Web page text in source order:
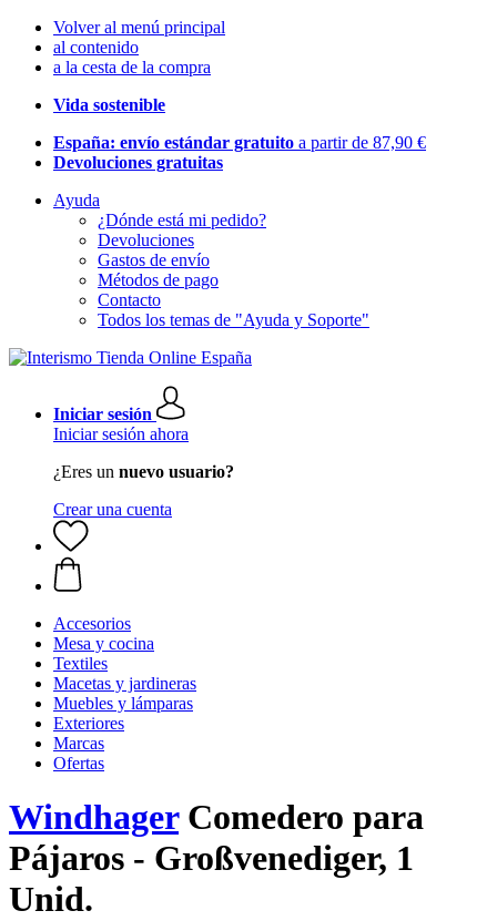
Volver al menú principal
al contenido
a la cesta de la compra
Vida sostenible
España: envío estándar gratuito a partir de 87,90 €
Devoluciones gratuitas
Ayuda
¿Dónde está mi pedido?
Devoluciones
Gastos de envío
Métodos de pago
Contacto
Todos los temas de "Ayuda y Soporte"
Iniciar sesión
Iniciar sesión ahora
¿Eres un nuevo usuario?
Crear una cuenta
Accesorios
Mesa y cocina
Textiles
Macetas y jardineras
Muebles y lámparas
Exteriores
Marcas
Ofertas
WindhagerComedero para
Pájaros - Großvenediger, 1
Unid.